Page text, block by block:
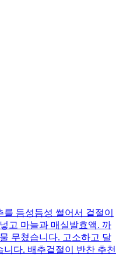
듬성듬성 썰어서 겉절이
고 마늘과 매실발효액. 까
무쳤습니다. 고소하고 달
다. 배추겉절이 반찬 추천